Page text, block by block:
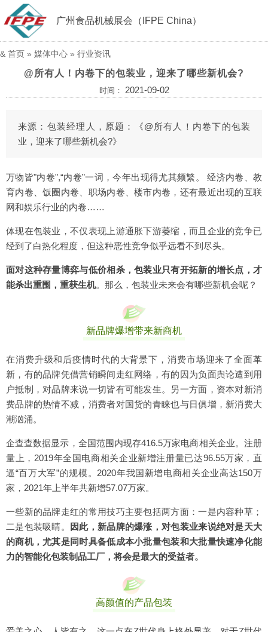
广州食品机械展会（IFPE China）
& 首页 » 媒体中心 » 行业资讯
@所有人！内卷下的包装业，迎来了哪些新机会?
时间： 2021-09-02
来源：包装经理人，原题：《@所有人！内卷下的包装
业，迎来了哪些新机会?》
万物皆"内卷",“内卷”一词，今年出现得尤其频繁。 经济内卷、教
育内卷、饭圈内卷、职场内卷、楼市内卷，还有最近出现的互联
网和娱乐行业的内卷……
体现在包装业，不仅表现上游通胀下游萎缩，而且企业的竞争已
经到了白热化程度，但这种恶性竞争似乎远看不到尽头。
面对这种存量博弈与低价相杀，包装业只有开拓新的增长点，才
能杀出重围，重获生机。那么，包装业未来会有哪些新机会呢？
新品牌爆增带来新商机
在消费升级和后疫情时代的大背景下，消费市场迎来了全面革
新，有的品牌凭借营销瞬间走红网络，有的因为负面舆论遭到用
户抵制，对品牌来说一切皆有可能发生。另一方面，资本对新消
费品牌的热情不减，消费者对国货的青睐也与日俱增，新消费大
潮汹涌。
企查查数据显示，全国范围内现存416.5万家电商相关企业。注册
量上，2019年全国电商相关企业新增注册量已达96.55万家，直
逼“百万大军”的规模。2020年我国新增电商相关企业高达150万
家，2021年上半年共新增57.07万家。
一些新的品牌走红的常用技巧主要包括两方面：一是内容种草；
二是包装吸睛。
因此，新品牌的爆涨，对包装业来说绝对是天大
的商机，尤其是同时具备低成本小批量包装和大批量快速净化能
力的智能化包装制品工厂，将会是最大的受益者。
高颜值的产品包装